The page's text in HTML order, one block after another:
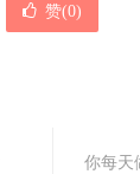
赞(0)
你每天